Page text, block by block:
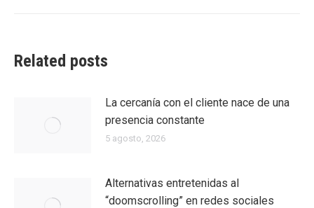
Related posts
La cercanía con el cliente nace de una
presencia constante
5 agosto, 2026
Alternativas entretenidas al
“doomscrolling” en redes sociales